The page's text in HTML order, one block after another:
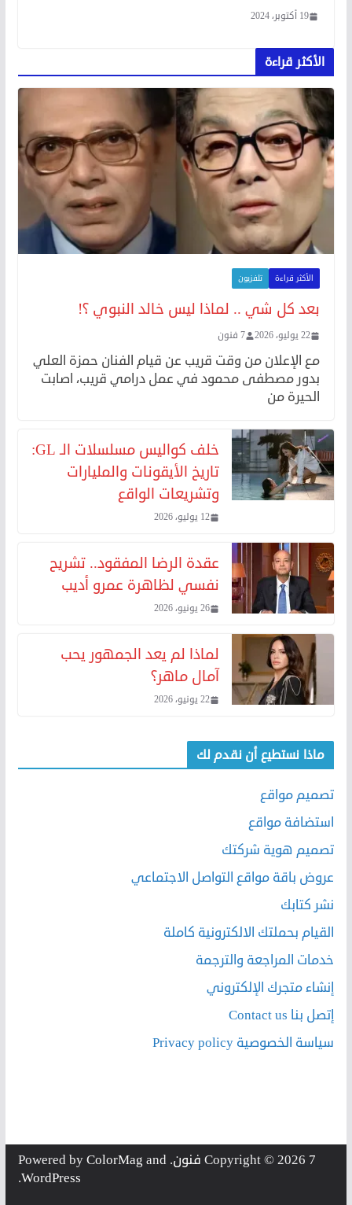
19 أكتوبر، 2024
الأكثر قراءة
الأكثر قراءة تلفزيون
بعد كل شي .. لماذا ليس خالد النبوي ؟!
22 يوليو، 2026 7 فنون
مع الإعلان من وقت قريب عن قيام الفنان حمزة العلي
بدور مصطفى محمود في عمل درامي قريب، اصابت
الحيرة من
خلف كواليس مسلسلات الـ GL:
تاريخ الأيقونات والمليارات
وتشريعات الواقع
12 يوليو، 2026
عقدة الرضا المفقود.. تشريح
نفسي لظاهرة عمرو أديب
26 يونيو، 2026
لماذا لم يعد الجمهور يحب
آمال ماهر؟
22 يونيو، 2026
ماذا نستطيع أن نقدم لك
تصميم مواقع
استضافة مواقع
تصميم هوية شركتك
عروض باقة مواقع التواصل الاجتماعي
نشر كتابك
القيام بحملتك الالكترونية كاملة
خدمات المراجعة والترجمة
إنشاء متجرك الإلكتروني
إتصل بنا Contact us
سياسة الخصوصية Privacy policy
Copyright © 2026 7 فنون . Powered by
ColorMag and
WordPress
.